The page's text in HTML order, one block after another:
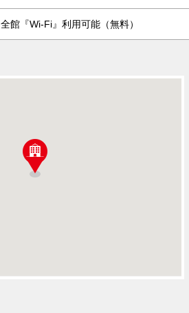
全館『Wi-Fi』利用可能（無料）